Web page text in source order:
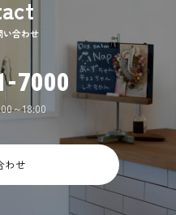
い合わせ
7000
～18:00
わせ